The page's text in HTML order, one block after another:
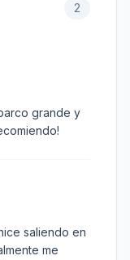
2
grande y
saliendo en
me